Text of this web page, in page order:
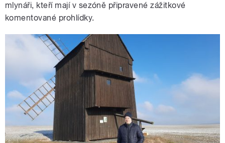
mlynáři, kteří mají v sezóně připravené zážitkové
komentované prohlídky.